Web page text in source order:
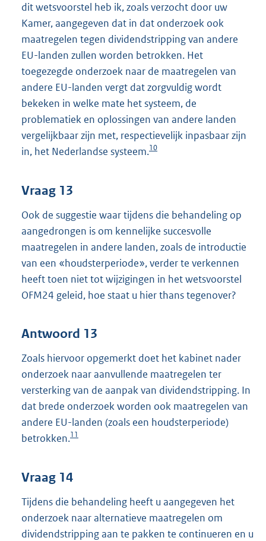
dit wetsvoorstel heb ik, zoals verzocht door uw
Kamer, aangegeven dat in dat onderzoek ook
maatregelen tegen dividendstripping van andere
EU-landen zullen worden betrokken. Het
toegezegde onderzoek naar de maatregelen van
andere EU-landen vergt dat zorgvuldig wordt
bekeken in welke mate het systeem, de
problematiek en oplossingen van andere landen
vergelijkbaar zijn met, respectievelijk inpasbaar zijn
in, het Nederlandse systeem.10
Vraag 13
Ook de suggestie waar tijdens die behandeling op
aangedrongen is om kennelijke succesvolle
maatregelen in andere landen, zoals de introductie
van een «houdsterperiode», verder te verkennen
heeft toen niet tot wijzigingen in het wetsvoorstel
OFM24 geleid, hoe staat u hier thans tegenover?
Antwoord 13
Zoals hiervoor opgemerkt doet het kabinet nader
onderzoek naar aanvullende maatregelen ter
versterking van de aanpak van dividendstripping. In
dat brede onderzoek worden ook maatregelen van
andere EU-landen (zoals een houdsterperiode)
betrokken.11
Vraag 14
Tijdens die behandeling heeft u aangegeven het
onderzoek naar alternatieve maatregelen om
dividendstripping aan te pakken te continueren en u